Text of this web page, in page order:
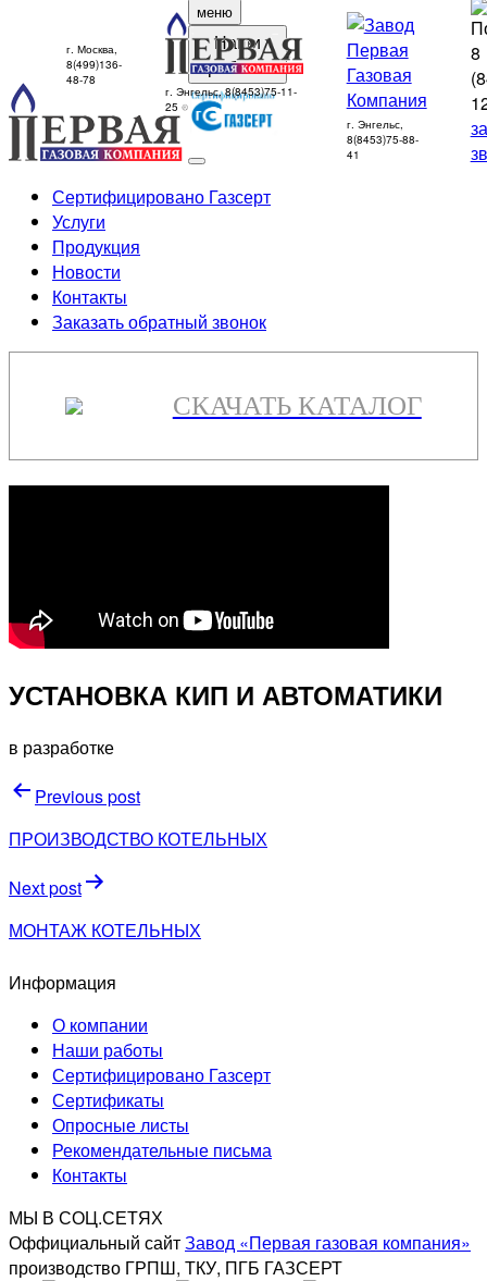
меню
Наши
работы
г. Москва,
8(499)136-
48-78
г. Энгельс, 8(8453)75-11-
25
г. Энгельс,
8(8453)75-88-
41
8
Сертифицировано Газсерт
Услуги
Продукция
Новости
Контакты
Заказать обратный звонок
СКАЧАТЬ КАТАЛОГ
УСТАНОВКА КИП И АВТОМАТИКИ
в разработке
Навигация
по
записям
Previous post
ПРОИЗВОДСТВО КОТЕЛЬНЫХ
Next post
МОНТАЖ КОТЕЛЬНЫХ
Информация
О компании
Наши работы
Сертифицировано Газсерт
Сертификаты
Опросные листы
Рекомендательные письма
Контакты
МЫ В СОЦ.СЕТЯХ
Оффициальный сайтЗавод «Первая газовая компания»
производство ГРПШ, ТКУ, ПГБ ГАЗСЕРТ